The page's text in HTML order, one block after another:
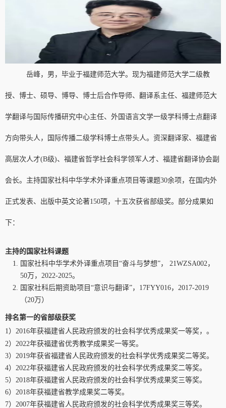
岳峰，男，毕业于福建师范大学。现为福建师范大学二级教
授、博士、硕导、博导、博士后合作导师、翻译系主任、福建师范大
学翻译与国际传播研究中心主任、外国语言文学一级学科博士点翻译
方向带头人，国际传播二级学科博士点带头人。资深翻译家、福建省
高层次人才(B级)、福建省哲学社会科学领军人才、福建省翻译协会副
会长。主持国家社科中华学术外译重点项目等课题30余项，在国内外
正式发表、出版中英文论著150项，十五次获省部级奖。部分成果如
下：
主持的国家社科课题
国家社科中华学术外译重点项目“奋斗与梦想”， 21WZSA002，
50万， 2022-2025。
国家社科后期资助项目“意识与翻译”， 17FYY016， 2017-2019
（20万）
排名第一的省部级获奖
1） 2016年获福建省人民政府颁发的社会科学优秀成果奖一等奖，。
2） 2022年获福建省优秀教学成果奖一等奖。
3） 2019年获省福建省人民政府颁发的社会科学优秀成果奖二等奖。
4） 2022年获福建省人民政府颁发的社会科学优秀成果奖二等奖。
5） 2018年获福建省人民政府颁发的社会科学优秀成果奖三等奖。
6） 2018年获福建省教学成果奖二等奖。
7） 2007年获福建省人民政府颁发的社会科学优秀成果奖三等奖。